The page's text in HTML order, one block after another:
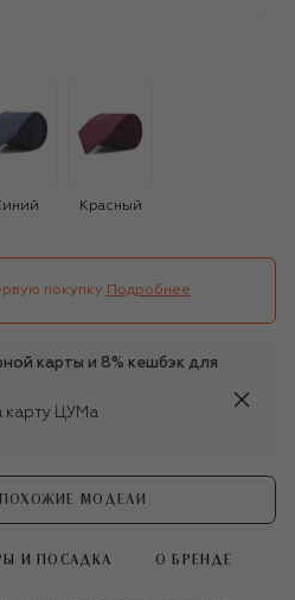
Красный
покупку Подробнее
карты и 8% кешбэк для
карту ЦУМа
МОДЕЛИ
И ПОСАДКА О БРЕНДЕ